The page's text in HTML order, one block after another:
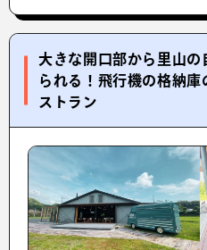
大きな開口部から里山の
られる！飛行機の格納
ストラン